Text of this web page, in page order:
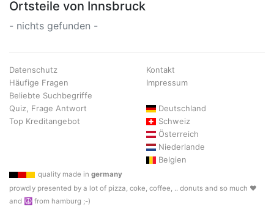
Ortsteile von Innsbruck
- nichts gefunden -
Datenschutz
Häufige Fragen
Beliebte Suchbegriffe
Quiz, Frage Antwort
Top Kreditangebot
Kontakt
Impressum
Deutschland
Schweiz
Österreich
Niederlande
Belgien
quality made in germany
prowdly presented by a lot of pizza, coke, coffee, .. donuts and so much ♥
and ☮ from hamburg ;-)